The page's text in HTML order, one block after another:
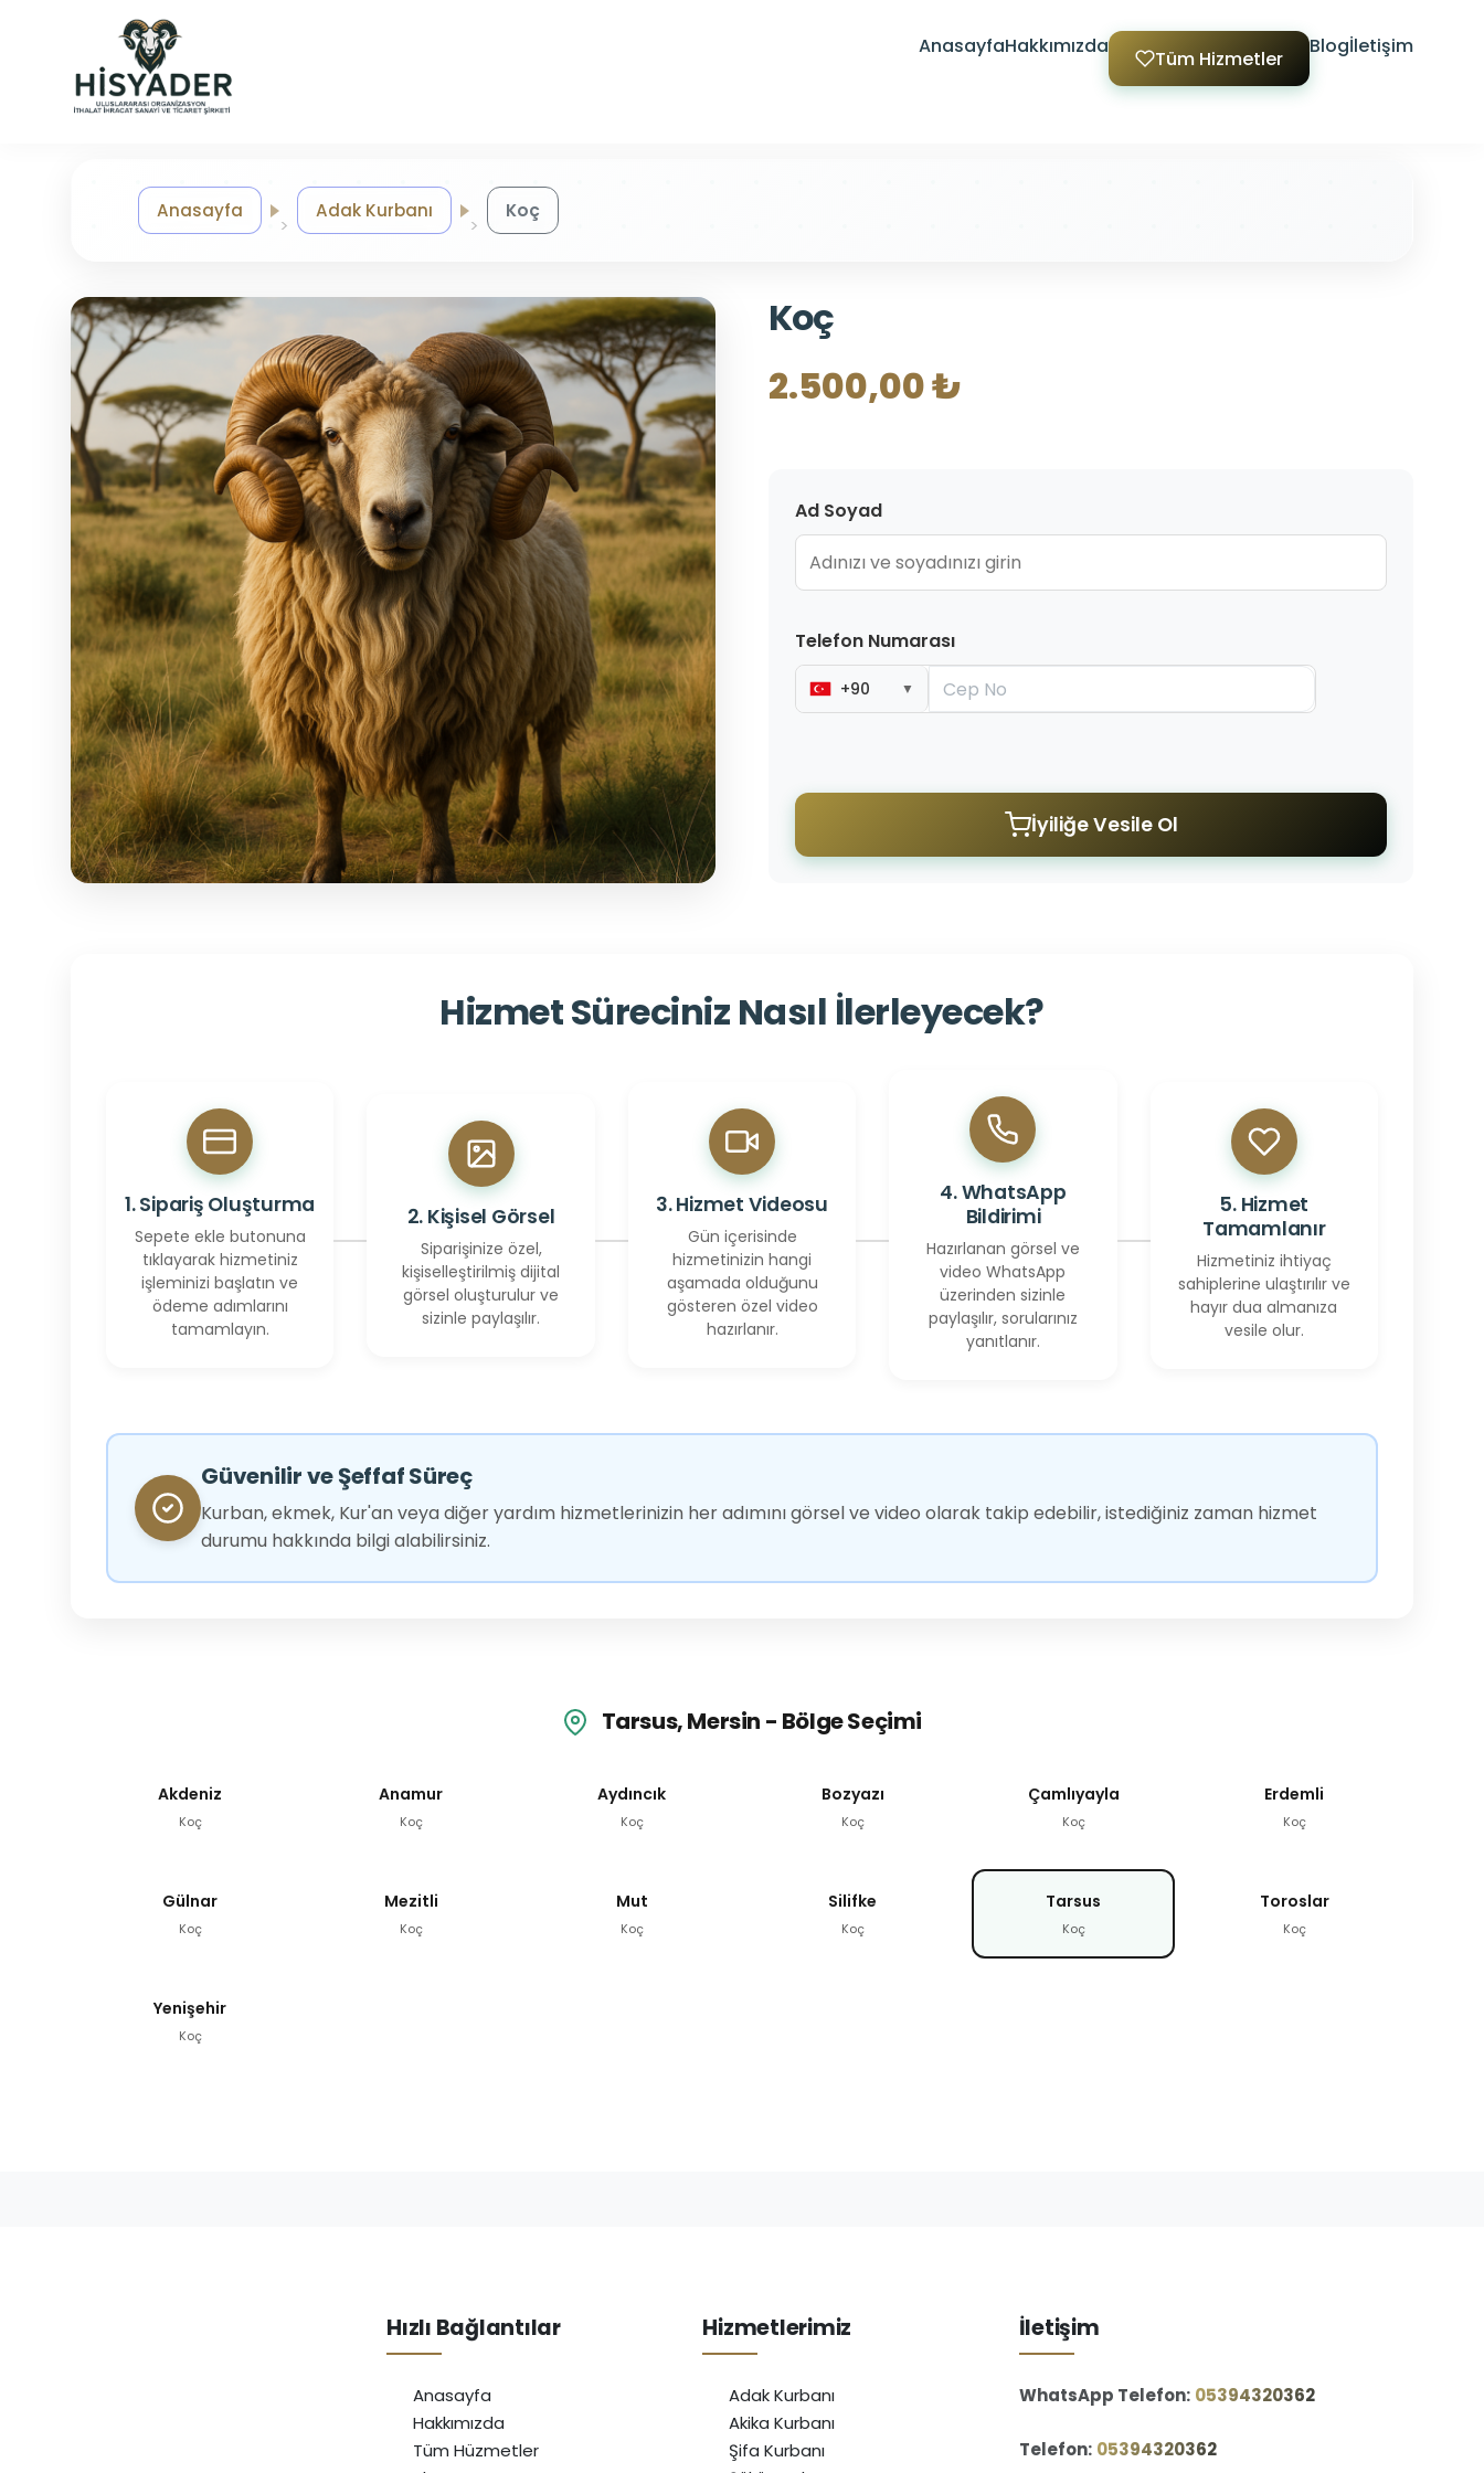
AnasayfaHakkımızda Tüm Hizmetler Blogİletişim
Anasayfa Adak Kurbanı Koç
Koç
2.500,00 ₺
Ad Soyad
Telefon Numarası
+90 ▼
İyiliğe Vesile Ol
Hizmet Süreciniz Nasıl İlerleyecek?
1. Sipariş Oluşturma
Sepete ekle butonuna
tıklayarak hizmetiniz
işleminizi başlatın ve
ödeme adımlarını
tamamlayın.
2. Kişisel Görsel
Siparişinize özel,
kişiselleştirilmiş dijital
görsel oluşturulur ve
sizinle paylaşılır.
3. Hizmet Videosu
Gün içerisinde
hizmetinizin hangi
aşamada olduğunu
gösteren özel video
hazırlanır.
4. WhatsApp
Bildirimi
Hazırlanan görsel ve
video WhatsApp
üzerinden sizinle
paylaşılır, sorularınız
yanıtlanır.
5. Hizmet
Tamamlanır
Hizmetiniz ihtiyaç
sahiplerine ulaştırılır ve
hayır dua almanıza
vesile olur.
Güvenilir ve Şeffaf Süreç
Kurban, ekmek, Kur'an veya diğer yardım hizmetlerinizin her adımını görsel ve video olarak takip edebilir, istediğiniz zaman hizmet
durumu hakkında bilgi alabilirsiniz.
Tarsus, Mersin - Bölge Seçimi
Akdeniz
Koç
Anamur
Koç
Aydıncık
Koç
Bozyazı
Koç
Çamlıyayla
Koç
Erdemli
Koç
Gülnar
Koç
Mezitli
Koç
Mut
Koç
Silifke
Koç
Tarsus
Koç
Toroslar
Koç
Yenişehir
Koç
Hızlı Bağlantılar
Anasayfa
Hakkımızda
Tüm Hüzmetler
Hizmetlerimiz
Adak Kurbanı
Akika Kurbanı
Şifa Kurbanı
İletişim
WhatsApp Telefon: ‪05394320362‬
Telefon: ‪05394320362‬